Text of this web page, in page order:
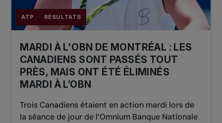
ATP RÉSULTATS
MARDI À L'OBN DE MONTRÉAL : LES
CANADIENS SONT PASSÉS TOUT
PRÈS, MAIS ONT ÉTÉ ÉLIMINÉS
MARDI À L’OBN
Trois Canadiens étaient en action mardi lors de
la séance de jour de l’Omnium Banque Nationale